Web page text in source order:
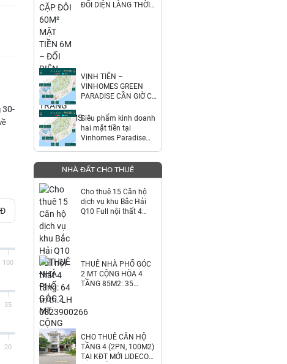
30-
100
35
20
ĐỐI DIỆN LÀNG THỜI
VỊNH TIÊN –
VINHOMES GREEN
PARADISE CẦN GIỜ CƠ
NGHỈ DƯỠNG & ĐẦU
TƯ TẠI PHÂN KHU
Siêu phẩm kinh doanh
hai mặt tiền tại
Vinhomes Paradise
NHÀ ĐẤT CHO THUÊ
Cho thuê 15 Căn hộ
dịch vụ khu Bắc Hải
Q10 Full nội thất 4
THUÊ NHÀ PHỐ GÓC
2 MT CỘNG HÒA 4
TẦNG 85M2: 35
CHO THUÊ CĂN HỘ
TẦNG 4 (2PN, 100M2)
TẠI KĐT MỚI LIDECO